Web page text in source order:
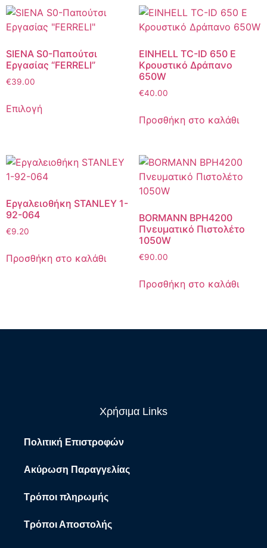
SIENA S0-Παπούτσι
Εργασίας “FERRELI”
€39.00
Επιλογή
EINHELL TC-ID 650 E
Κρουστικό Δράπανο
650W
€40.00
Προσθήκη στο καλάθι
Εργαλειοθήκη STANLEY 1-
92-064
€9.20
Προσθήκη στο καλάθι
BORMANN BPH4200
Πνευματικό Πιστολέτο
1050W
€90.00
Προσθήκη στο καλάθι
Χρήσιμα Links
Πολιτική Επιστροφών
Ακύρωση Παραγγελίας
Τρόποι πληρωμής
Τρόποι Αποστολής